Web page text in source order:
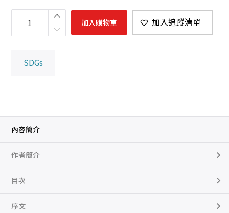
A
代
如
何
改
活
至
是
？
加入購物車 加入追蹤清單
SDGs
內容簡介
作者簡介
目次
序文